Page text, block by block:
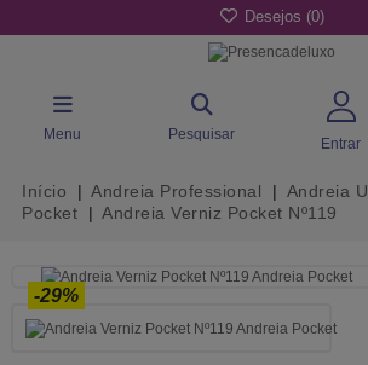
Desejos (0)
Menu Pesquisar
Entrar
Início Andreia Professional Andreia
Pocket
Andreia Verniz Pocket Nº119
-29%